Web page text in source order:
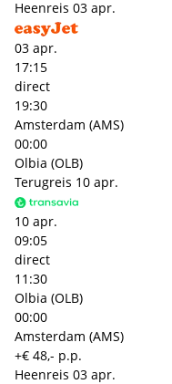
Heenreis 03 apr.
03 apr.
17:15
direct
19:30
Amsterdam (AMS)
00:00
Olbia (OLB)
Terugreis 10 apr.
10 apr.
09:05
direct
11:30
Olbia (OLB)
00:00
Amsterdam (AMS)
+€ 48,- p.p.
Heenreis 03 apr.